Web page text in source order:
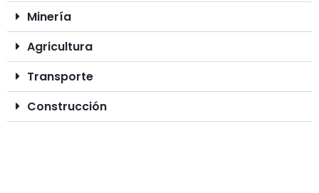
Minería
Agricultura
Transporte
Construcción